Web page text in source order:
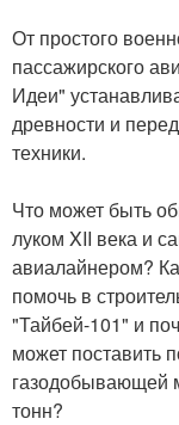
От простого
пассажирского
Идеи"
древности и
техники.
Что может быть
луком XII века и
авиалайнером?
помочь в
"Тайбей-101" и
может поставить
газодобывающей
тонн?